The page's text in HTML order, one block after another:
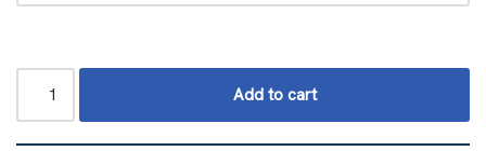
Add to cart